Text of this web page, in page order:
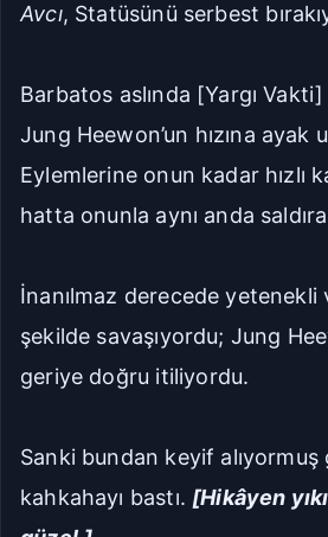
Avcı, Statüsünü serbest
Barbatos aslında [Yargı
Jung Heewon’un hızına ayak
Eylemlerine onun kadar hızlı
hatta onunla aynı anda
İnanılmaz derecede yetenekli
şekilde savaşıyordu; Jung
geriye doğru itiliyordu.
Sanki bundan keyif
kahkahayı bastı. [Hikâyen